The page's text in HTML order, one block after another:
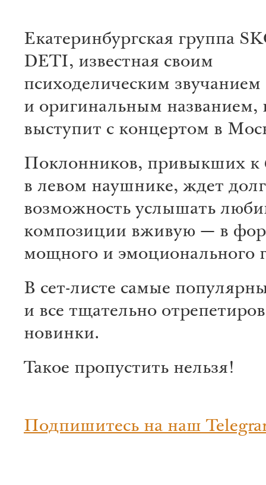
Екатеринбургская группа
DETI, известная своим
психоделическим звучанием
и оригинальным названием,
выступит с концертом в
Поклонников, привыкших к
в левом наушнике, ждет
возможность услышать
композиции вживую — в
мощного и эмоционального
В сет-листе самые
и все тщательно
новинки.
Такое пропустить нельзя!
Подпишитесь на наш